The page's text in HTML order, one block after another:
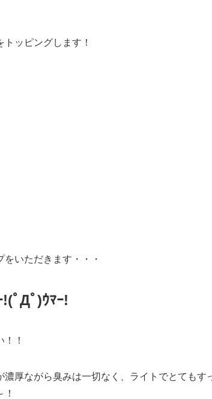
トッピングします！
をいただきます・・・
!(ﾟДﾟ)ｳﾏｰ!
！！
濃厚ながら臭みは一切なく、ライトでとても